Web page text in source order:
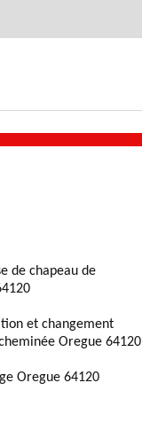
de chapeau de
et changement
Oregue 64120
Oregue 64120